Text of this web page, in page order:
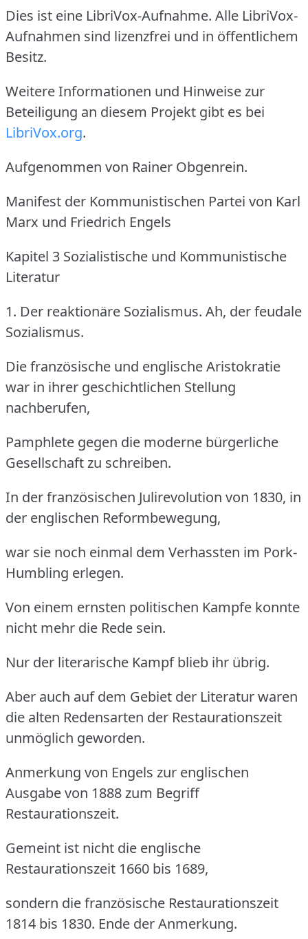
Dies ist eine LibriVox-Aufnahme. Alle LibriVox-
Aufnahmen sind lizenzfrei und in öffentlichem
Besitz.
Weitere Informationen und Hinweise zur
Beteiligung an diesem Projekt gibt es bei
LibriVox.org.
Aufgenommen von Rainer Obgenrein.
Manifest der Kommunistischen Partei von Karl
Marx und Friedrich Engels
Kapitel 3 Sozialistische und Kommunistische
Literatur
1. Der reaktionäre Sozialismus. Ah, der feudale
Sozialismus.
Die französische und englische Aristokratie
war in ihrer geschichtlichen Stellung
nachberufen,
Pamphlete gegen die moderne bürgerliche
Gesellschaft zu schreiben.
In der französischen Julirevolution von 1830, in
der englischen Reformbewegung,
war sie noch einmal dem Verhassten im Pork-
Humbling erlegen.
Von einem ernsten politischen Kampfe konnte
nicht mehr die Rede sein.
Nur der literarische Kampf blieb ihr übrig.
Aber auch auf dem Gebiet der Literatur waren
die alten Redensarten der Restaurationszeit
unmöglich geworden.
Anmerkung von Engels zur englischen
Ausgabe von 1888 zum Begriff
Restaurationszeit.
Gemeint ist nicht die englische
Restaurationszeit 1660 bis 1689,
sondern die französische Restaurationszeit
1814 bis 1830. Ende der Anmerkung.